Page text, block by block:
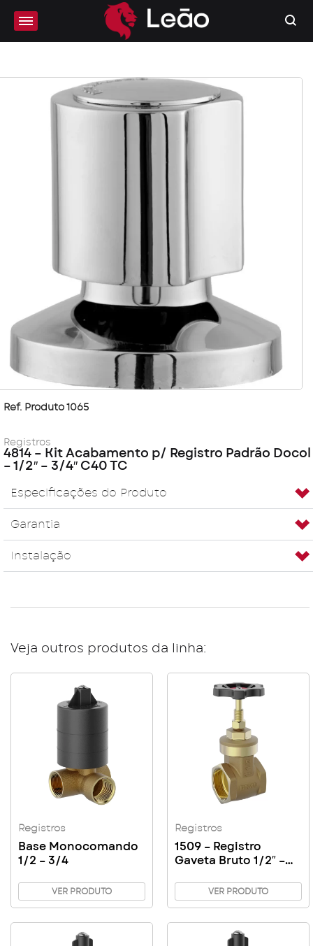
Ref. Produto 1065
Registros
4814 – Kit Acabamento p/ Registro Padrão Docol
– 1/2″ – 3/4″ C40 TC
Especificações do Produto
Garantia
Instalação
Veja outros produtos da linha:
Registros
Base Monocomando
1/2 – 3/4
VER PRODUTO
Registros
1509 – Registro
Gaveta Bruto 1/2″ –
VER PRODUTO